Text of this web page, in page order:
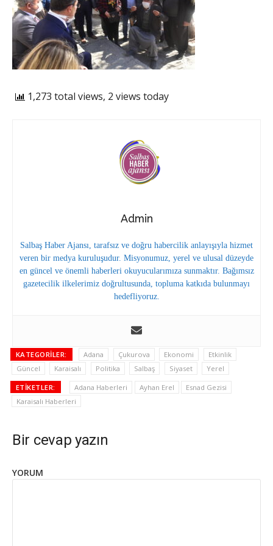
1,273 total views, 2 views today
Admin
Salbaş Haber Ajansı, tarafsız ve doğru habercilik anlayışıyla hizmet
veren bir medya kuruluşudur. Misyonumuz, yerel ve ulusal düzeyde
en güncel ve önemli haberleri okuyucularımıza sunmaktır. Bağımsız
gazetecilik ilkelerimiz doğrultusunda, topluma katkıda bulunmayı
hedefliyoruz.
KATEGORILER: Adana Çukurova Ekonomi
Etkinlik
Güncel
Karaisalı Politika Salbaş Siyaset Yerel
ETIKETLER: Adana Haberleri Ayhan Erel
Esnad Gezisi
Karaisalı Haberleri
Bir cevap yazın
YORUM